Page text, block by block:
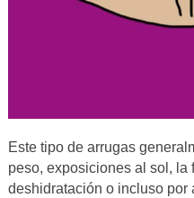
Este tipo de arrugas
peso, exposiciones al sol, la
deshidratación o incluso por